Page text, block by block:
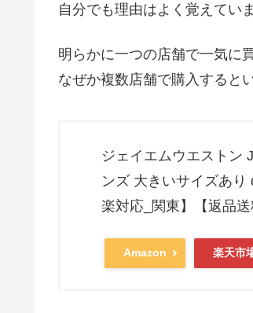
自分でも理由はよく覚えてい
明らかに一つの店舗で一気に
なぜか複数店舗で購入すると
ジェイエムウエストン
ンズ 大きいサイズあ
楽対応_関東】【返品
Amazon 楽天市